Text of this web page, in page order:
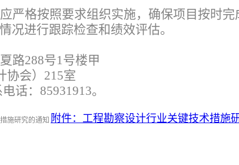
严格按照要求组织实施，确保项目按时完
况进行跟踪检查和绩效评估。
路288号1号楼甲
协会）215室
话：85931913。
附件：工程勘察设计行业关键技术措施